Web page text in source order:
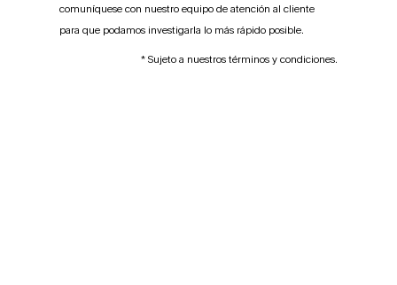
comuníquese con nuestro equipo de atención al cliente
para que podamos investigarla lo más rápido posible.
* Sujeto a nuestros términos y condiciones.